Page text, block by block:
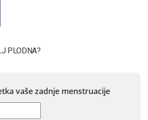
PLODNA?
vaše zadnje menstruacije